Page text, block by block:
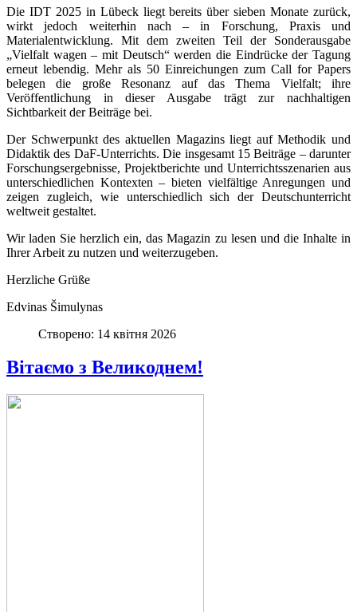
Die IDT 2025 in Lübeck liegt bereits über sieben Monate zurück,
wirkt jedoch weiterhin nach – in Forschung, Praxis und
Materialentwicklung. Mit dem zweiten Teil der Sonderausgabe
„Vielfalt wagen – mit Deutsch“ werden die Eindrücke der Tagung
erneut lebendig. Mehr als 50 Einreichungen zum Call for Papers
belegen die große Resonanz auf das Thema Vielfalt; ihre
Veröffentlichung in dieser Ausgabe trägt zur nachhaltigen
Sichtbarkeit der Beiträge bei.
Der Schwerpunkt des aktuellen Magazins liegt auf Methodik und
Didaktik des DaF-Unterrichts. Die insgesamt 15 Beiträge – darunter
Forschungsergebnisse, Projektberichte und Unterrichtsszenarien aus
unterschiedlichen Kontexten – bieten vielfältige Anregungen und
zeigen zugleich, wie unterschiedlich sich der Deutschunterricht
weltweit gestaltet.
Wir laden Sie herzlich ein, das Magazin zu lesen und die Inhalte in
Ihrer Arbeit zu nutzen und weiterzugeben.
Herzliche Grüße
Edvinas Šimulynas
Створено: 14 квітня 2026
Вітаємо з Великоднем!